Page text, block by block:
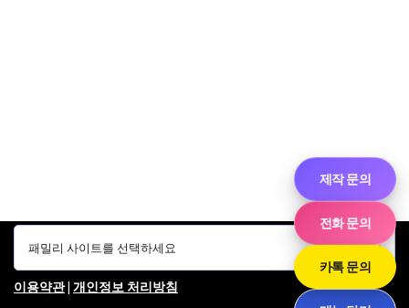
이용약관| 개인정보 처리방침
제작 문의
전화 문의
카톡 문의